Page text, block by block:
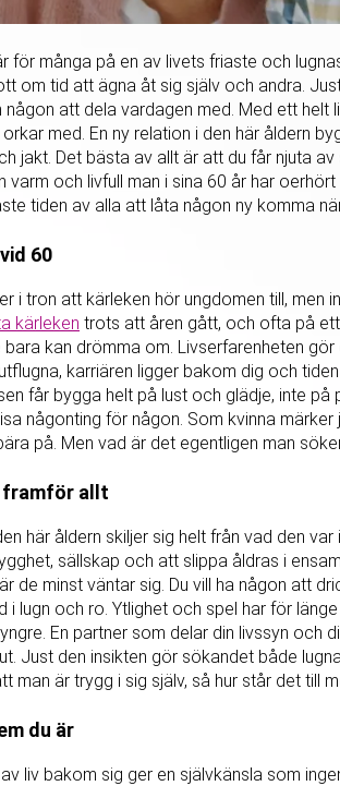
för många på en av livets friaste och
om tid att ägna åt sig själv och andra.
någon att dela vardagen med. Med ett
orkar med. En ny relation i den här åldern
jakt. Det bästa av allt är att du får njuta
varm och livfull man i sina 60 år har
tiden av alla att låta någon ny komma
60
i tron att kärleken hör ungdomen till, men
kärleken trots att åren gått, och ofta på
bara kan drömma om. Livserfarenheten
karriären ligger bakom dig och
får bygga helt på lust och glädje, inte
någonting för någon. Som kvinna
på. Men vad är det egentligen man
framför allt
här åldern skiljer sig helt från vad den
sällskap och att slippa åldras i
de minst väntar sig. Du vill ha någon att
i lugn och ro. Ytlighet och spel har för
En partner som delar din livssyn och
Just den insikten gör sökandet både
man är trygg i sig själv, så hur står det till
du är
liv bakom sig ger en självkänsla som